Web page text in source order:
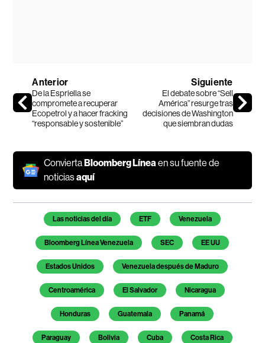
Anterior
De la Espriella se
compromete a recuperar
Ecopetrol y a hacer fracking
“responsable y sostenible”
Siguiente
El debate sobre “Sell
América” resurge tras
decisiones de Washington
que siembran dudas
ConviertaBloomberg Líneaen su fuente de
noticiasaquí
Temas de este artículo
Las noticias del día ETF Venezuela
Bloomberg Línea Venezuela SEC EE UU
Estados Unidos Venezuela después de Maduro
Centroamérica El Salvador Nicaragua
Honduras Guatemala Panamá
Paraguay Bolivia Cuba Costa Rica